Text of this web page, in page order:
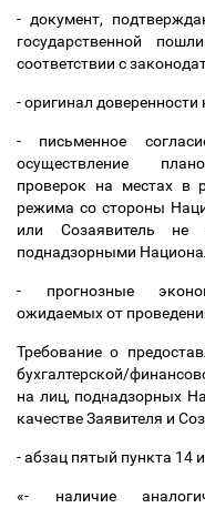
- документ,
государственной
соответствии с
- оригинал доверенности
- письменное
осуществление
проверок на местах в
режима со стороны
или Созаявитель не
поднадзорными
- прогнозные
ожидаемых от
Требование о
бухгалтерской/
на лиц, поднадзорных
качестве Заявителя и
- абзац пятый пункта 14
«- наличие